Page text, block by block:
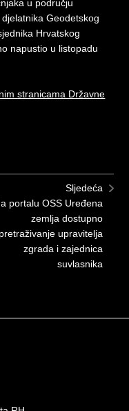
u području
Geodetskog
Hrvatskog
napustio u listopadu
stranicama Državne
Sljedeća
portalu OSS Uređena
zemlja dostupno
pretraživanje upravitelja
zgrada i zajednica
suvlasnika